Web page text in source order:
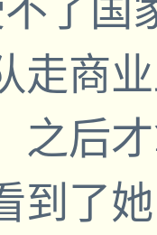
走商
之后
到了